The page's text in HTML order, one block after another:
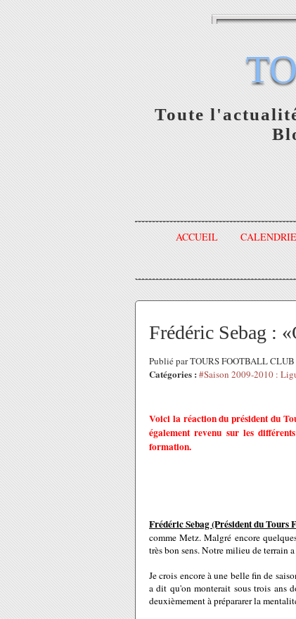
Toute
ACCUEIL
Frédéric Sebag :
Publié par TOURS FOOTBALL
Catégories : #Saison 2009-2010 :
Voici la réaction du président du
également revenu sur les
formation.
Frédéric Sebag (Président du Tours
comme Metz. Malgré encore
très bon sens. Notre milieu de terrain
Je crois encore à une belle fin de
a dit qu'on monterait sous trois ans
deuxièmement à prépararer la